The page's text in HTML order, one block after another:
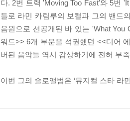
다. 2번 트랙 'Moving Too Fast'와 5번
들로 라민 카림루의 보컬과 그의 밴드
음원으로 선공개된 바 있는 'What You
워드>> 6개 부문을 석권했던 <<디어
버된 음악들 역시 감상하기에 전혀 부
이번 그의 솔로앨범은 ‘뮤지컬 스타 라